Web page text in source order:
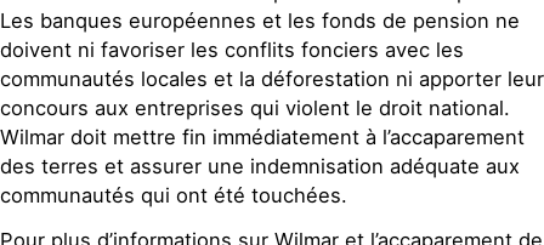
Les banques européennes et les fonds de pension ne
doivent ni favoriser les conflits fonciers avec les
communautés locales et la déforestation ni apporter leur
concours aux entreprises qui violent le droit national.
Wilmar doit mettre fin immédiatement à l’accaparement
des terres et assurer une indemnisation adéquate aux
communautés qui ont été touchées.
Pour plus d’informations sur Wilmar et l’accaparement de